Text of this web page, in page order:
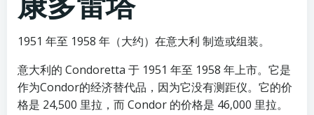
1951 年至 1958 年（大约）在意大利 制造或组装。
意大利的 Condoretta 于 1951 年至 1958 年上市。它是
作为Condor的经济替代品，因为它没有测距仪。它的价
格是 24,500 里拉，而 Condor 的价格是 46,000 里拉。